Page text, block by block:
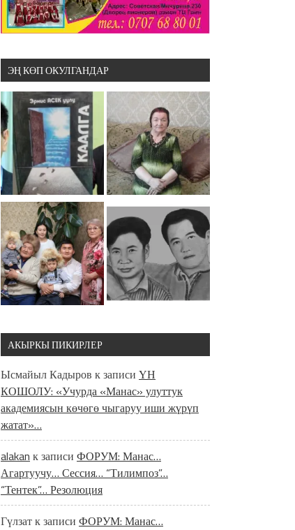
ЭҢ КӨП ОКУЛГАНДАР
АКЫРКЫ ПИКИРЛЕР
Ысмайыл Кадыров к записи ҮН
КОШОЛУ: «Учурда «Манас» улуттук
академиясын көчөгө чыгаруу иши жүрүп
жатат»…
alakan к записи ФОРУМ: Манас…
Агартуучу… Сессия… “Тилимпоз”…
“Тентек”… Резолюция
Гүлзатк записи ФОРУМ: Манас…